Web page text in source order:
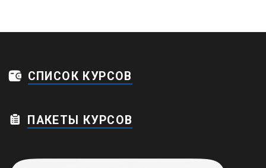
ОГРНИП 323130000032419
Политика конфиденциальности
Обработка персональных данных
Карта сайта